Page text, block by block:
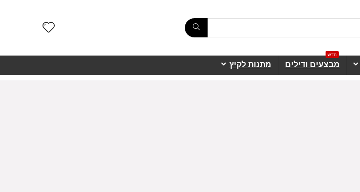
מבצעים ודילים
חדש
מתנות לקיץ